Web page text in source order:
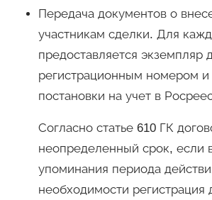
Передача документов о
участникам сделки. Для
предоставляется экземпляр
регистрационным номером и
постановки на учет в
Согласно статье 610 ГК
неопределенный срок, если
упоминания периода
необходимости регистрация